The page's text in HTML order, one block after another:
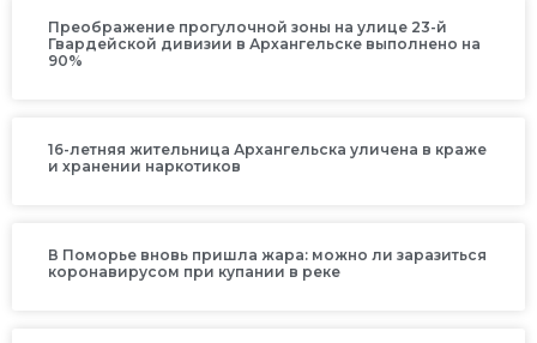
Преображение прогулочной зоны на улице 23-й
Гвардейской дивизии в Архангельске выполнено на
90%
16-летняя жительница Архангельска уличена в краже
и хранении наркотиков
В Поморье вновь пришла жара: можно ли заразиться
коронавирусом при купании в реке